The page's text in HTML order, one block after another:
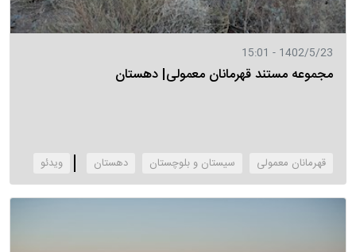
1402/5/23 - 15:01
مجموعه مستند قهرمانان معمولی| دهستان
قهرمانان معمولی سیستان و بلوچستان دهستان ‌ویدئو